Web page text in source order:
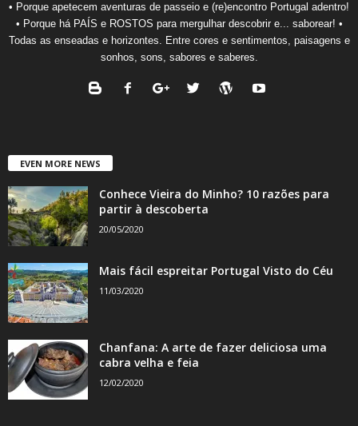
• Porque apetecem aventuras de passeio e (re)encontro Portugal adentro!
• Porque há PAÍS e ROSTOS para mergulhar descobrir e... saborear! •
Todas as enseadas e horizontes. Entre cores e sentimentos, paisagens e
sonhos, sons, sabores e saberes.
EVEN MORE NEWS
Conhece Vieira do Minho? 10 razões para
partir à descoberta
20/05/2020
Mais fácil espreitar Portugal Visto do Céu
11/03/2020
Chanfana: A arte de fazer deliciosa uma
cabra velha e feia
12/02/2020